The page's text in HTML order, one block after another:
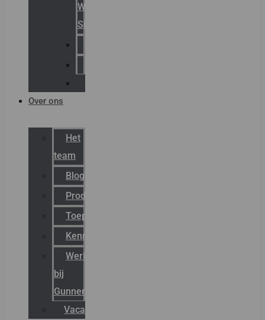
Warning
Signals
Over ons
Het
team
Blog
Productnieuws
Toepassingen
Kenniscentrum
Werken
bij
Gunneman
Vacatures